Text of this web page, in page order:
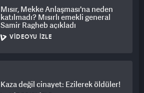
Mısır, Mekke Anlaşması'na neden
katılmadı? Mısırlı emekli general
Samir Ragheb açıkladı
VIDEOYU İZLE
Kaza değil cinayet: Ezilerek öldüler!